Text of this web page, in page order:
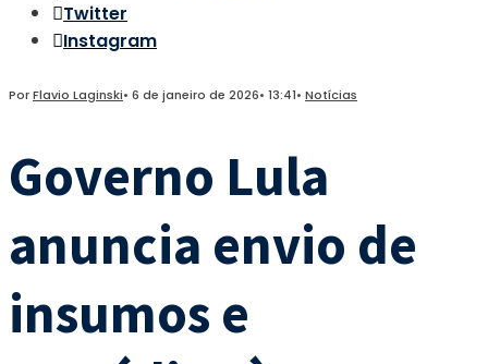
Twitter
Instagram
PorFlavio Laginski• 6 de janeiro de 2026• 13:41• Notícias
Governo Lula
anuncia envio de
insumos e